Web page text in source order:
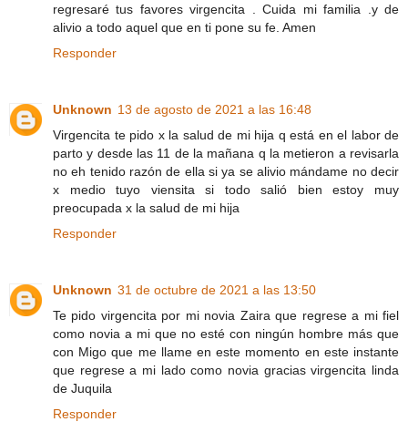
regresaré tus favores virgencita . Cuida mi familia .y de
alivio a todo aquel que en ti pone su fe. Amen
Responder
Unknown 13 de agosto de 2021 a las 16:48
Virgencita te pido x la salud de mi hija q está en el labor de
parto y desde las 11 de la mañana q la metieron a revisarla
no eh tenido razón de ella si ya se alivio mándame no decir
x medio tuyo viensita si todo salió bien estoy muy
preocupada x la salud de mi hija
Responder
Unknown 31 de octubre de 2021 a las 13:50
Te pido virgencita por mi novia Zaira que regrese a mi fiel
como novia a mi que no esté con ningún hombre más que
con Migo que me llame en este momento en este instante
que regrese a mi lado como novia gracias virgencita linda
de Juquila
Responder